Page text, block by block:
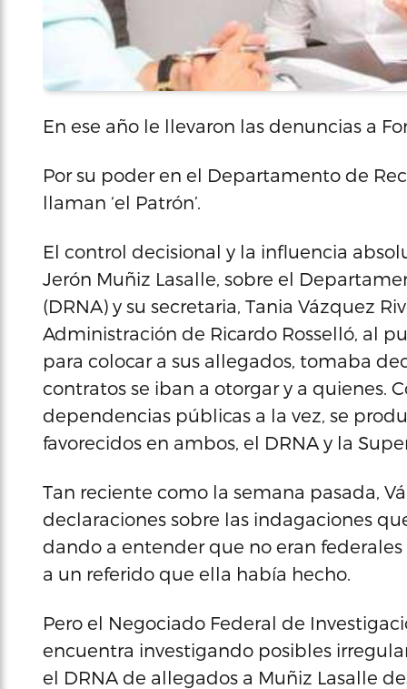
En ese año le llevaron las denuncias a
Por su poder en el Departamento de
llaman ‘el Patrón’.
El control decisional y la influencia
Jerón Muñiz Lasalle, sobre el
(DRNA) y su secretaria, Tania Vázquez
Administración de Ricardo Rosselló, al
para colocar a sus allegados, tomaba
contratos se iban a otorgar y a quienes.
dependencias públicas a la vez, se
favorecidos en ambos, el DRNA y la
Tan reciente como la semana pasada,
declaraciones sobre las indagaciones
dando a entender que no eran
a un referido que ella había hecho.
Pero el Negociado Federal de
encuentra investigando posibles
el DRNA de allegados a Muñiz Lasalle